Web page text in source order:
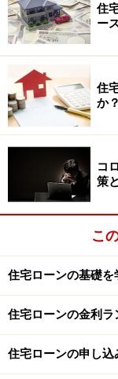
将来金利が
んな影響が！
「30Yr Fixed」
ないが、「3/1
から金利が上昇
場合には、「
ように適用する
金利がこの「3/1
3.75%）にマー
昇するわけです
算出されることに
定されています
6.50%で計算さ
住
ー
住
か？
コ
策
こ
住宅ローンの基礎を
住宅ローンの金利ラ
住宅ローンの申し込